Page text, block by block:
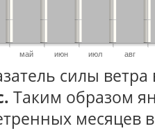
май июн июл авг
силы ветра
Таким образом
месяцев в